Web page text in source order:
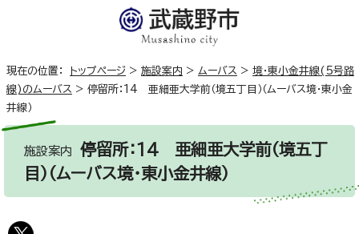
現在の位置： トップページ > 施設案内 > ムーバス > 境・東小金井線(5号路
線)のムーバス > 停留所：14 亜細亜大学前（境五丁目）（ムーバス境・東小金
井線）
施設案内 停留所：14 亜細亜大学前（境五丁
目）（ムーバス境・東小金井線）